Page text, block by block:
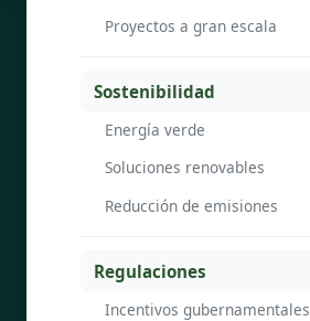
Proyectos a gran escala
Sostenibilidad
Energía verde
Soluciones renovables
Reducción de emisiones
Regulaciones
Incentivos gubernamentales